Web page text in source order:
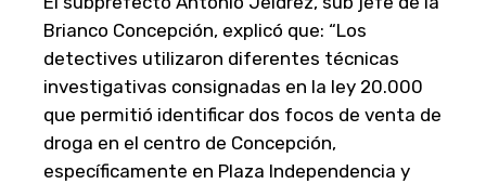
Brianco Concepción, explicó que: “Los
detectives utilizaron diferentes técnicas
investigativas consignadas en la ley 20.000
que permitió identificar dos focos de venta de
droga en el centro de Concepción,
específicamente en Plaza Independencia y